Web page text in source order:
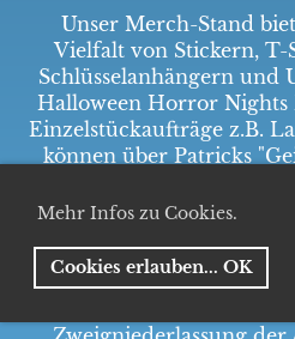
Mehr Infos zu Cookies.
Cookies erlauben... OK
Unser Merch-Stand
Vielfalt von Stickern, T-
Schlüsselanhängern und
Halloween Horror Nights
Einzelstückaufträge z.B.
können über Patricks
Die Fotobox „Der Koffer"
Völlinger